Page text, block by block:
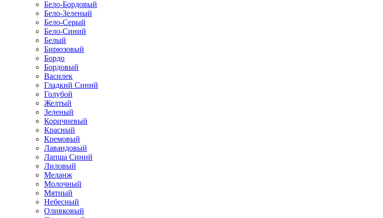
Бело-Бордовый
Бело-Зеленый
Бело-Серый
Бело-Синий
Белый
Бирюзовый
Бордо
Бордовый
Василек
Гладкий Синий
Голубой
Желтый
Зеленый
Коричневый
Красный
Кремовый
Лавандовый
Лапша Синий
Лиловый
Меланж
Молочный
Мятный
Небесный
Оливковый